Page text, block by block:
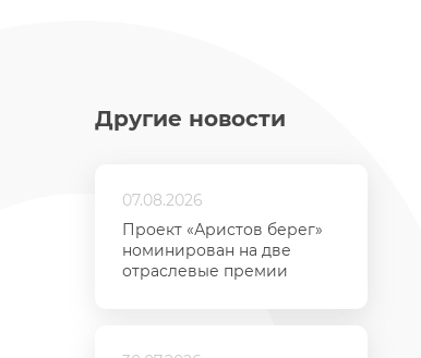
Другие новости
07.08.2026
Проект «Аристов берег»
номинирован на две
отраслевые премии